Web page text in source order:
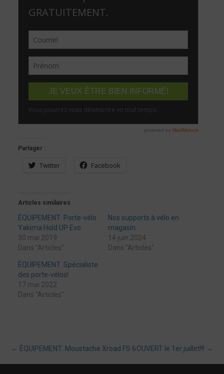
Partager :
Twitter Facebook
Articles similaires
ÉQUIPEMENT: Porte-vélo
Yakima Hold UP Evo
30 mai 2019
Dans "Articles"
Nos supports à vélo en
magasin
14 juin 2024
Dans "Articles"
ÉQUIPEMENT: Spécialiste
des porte-vélos!
17 mai 2022
Dans "Articles"
Post
← ÉQUIPEMENT: Moustache Xroad FS 6OUVERT le 1er juillet!!! →